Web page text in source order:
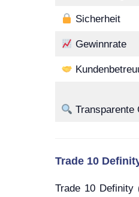
Sicherheit
Gewinnrate
Transparente
Trade 10
Trade 10 Definity